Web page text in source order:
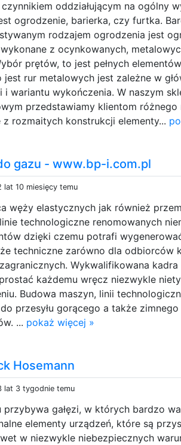
oddziałującym na ogólny
ogrodzenie, barierka, czy furtka.
rodzajem ogrodzenia jest
z ocynkowanych,
prętów, to jest pełnych
jest rur metalowych jest zależne w
i wariantu wykończenia. W naszym
przedstawiamy klientom różnego
z rozmaitych konstrukcji elementy...
gazu - www.bp-i.com.pl
lat 10 miesięcy temu
węży elastycznych jak również
technologiczne renomowanych
dzięki czemu potrafi
techniczne zarówno dla odbiorców
Wykwalifikowana
każdemu wręcz niezwykle
Budowa maszyn, linii
przesyłu gorącego a także
... pokaż więcej »
Hosemann
lat 3 tygodnie temu
przybywa gałęzi, w których bardzo
elementy urządzeń, które są
w niezwykle niebezpiecznych